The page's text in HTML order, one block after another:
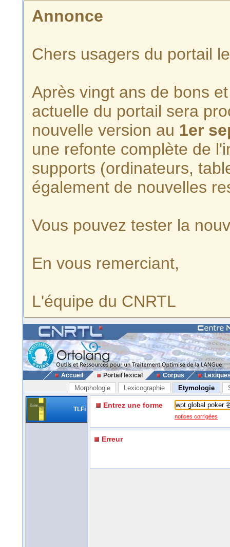
Annonce
Chers usagers du portail
Après vingt ans de bons
actuelle du portail sera
nouvelle version au 1er
une refonte complète de
supports (ordinateurs,
également de nouvelles
Vous pouvez tester la
En vous remerciant,
L'équipe du CNRTL
Accueil Portail lexical Corpus
Morphologie Lexicographie Etymologie
TLFi Entrez une forme
notices corrigées
Erreur